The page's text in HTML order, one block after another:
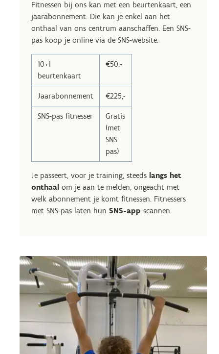
Fitnessen bij ons kan met een beurtenkaart, een
jaarabonnement. Die kan je enkel aan het
onthaal van ons centrum aanschaffen. Een SNS-
pas koop je online via de SNS-website.
10+1
beurtenkaart
€50,-
Jaarabonnement €225,-
SNS-pas fitnesser
Gratis
(met
SNS-
pas)
Je passeert, voor je training, steeds langs het
onthaal om je aan te melden, ongeacht met
welk abonnement je komt fitnessen. Fitnessers
met SNS-pas laten hun SNS-app scannen.